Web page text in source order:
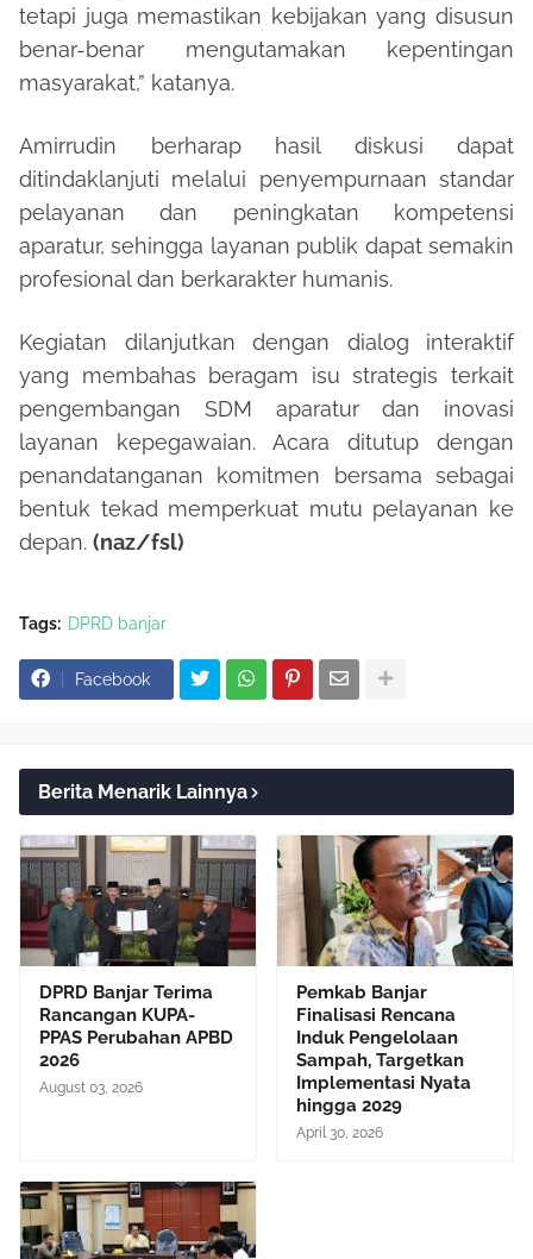
tetapi juga memastikan kebijakan yang disusun
benar-benar mengutamakan kepentingan
masyarakat,” katanya.
Amirrudin berharap hasil diskusi dapat
ditindaklanjuti melalui penyempurnaan standar
pelayanan dan peningkatan kompetensi
aparatur, sehingga layanan publik dapat semakin
profesional dan berkarakter humanis.
Kegiatan dilanjutkan dengan dialog interaktif
yang membahas beragam isu strategis terkait
pengembangan SDM aparatur dan inovasi
layanan kepegawaian. Acara ditutup dengan
penandatanganan komitmen bersama sebagai
bentuk tekad memperkuat mutu pelayanan ke
depan. (naz/fsl)
Tags: DPRD banjar
Facebook
Berita Menarik Lainnya
DPRD Banjar Terima
Rancangan KUPA-
PPAS Perubahan APBD
2026
August 03, 2026
Pemkab Banjar
Finalisasi Rencana
Induk Pengelolaan
Sampah, Targetkan
Implementasi Nyata
hingga 2029
April 30, 2026